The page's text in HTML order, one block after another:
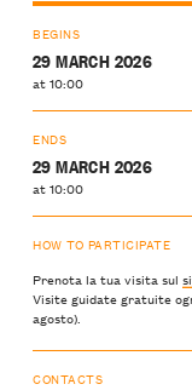
BEGINS
29 MARCH 2026
at 10:00
ENDS
29 MARCH 2026
at 10:00
HOW TO PARTICIPATE
Prenota la tua visita sul
Visite guidate gratuite
agosto).
CONTACTS